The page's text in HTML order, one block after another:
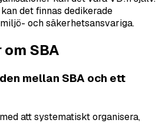
det finnas dedikerade
och säkerhetsansvariga.
SBA
mellan SBA och ett
med att systematiskt organisera,